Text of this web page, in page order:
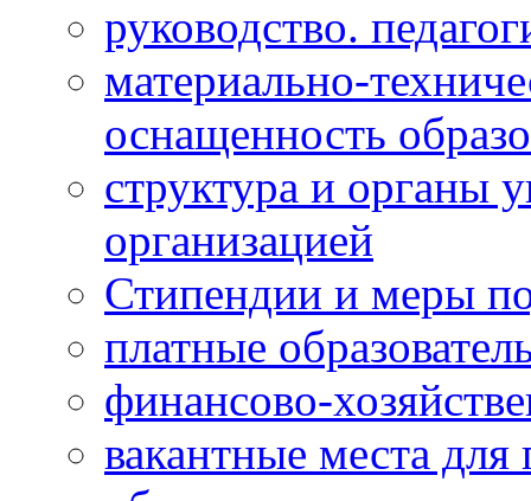
руководство.
материально-
оснащенность
структура и органы
организацией
Стипендии и меры
платные
финансово-
вакантные места